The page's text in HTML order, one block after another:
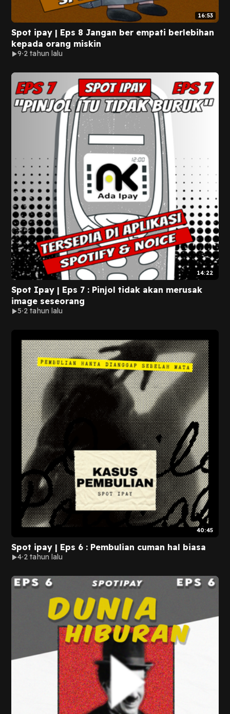
16:53
Spot ipay | Eps 8 Jangan ber empati berlebihan
kepada orang miskin
9 2 tahun lalu
14:22
Spot Ipay | Eps 7 : Pinjol tidak akan merusak
image seseorang
5 2 tahun lalu
40:45
Spot ipay | Eps 6 : Pembulian cuman hal biasa
4 2 tahun lalu